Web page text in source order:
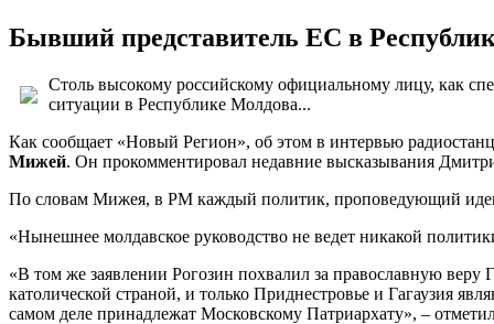
Бывший представитель ЕС в
Столь высокому российскому официальному лицу, как
ситуации в Республике Молдова...
Как сообщает «Новый Регион», об этом в интервью
Мижей. Он прокомментировал недавние высказывания
По словам Мижея, в РМ каждый политик, проповедующий
«Нынешнее молдавское руководство не ведет никакой
«В том же заявлении Рогозин похвалил за православную
католической страной, и только Приднестровье и Гагаузия
самом деле принадлежат Московскому Патриархату», –